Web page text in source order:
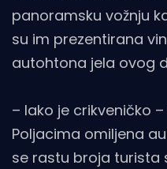
panoramsku vožnju
su im prezentirana
autohtona jela ovog
– Iako je crikveničko
Poljacima omiljena
se rastu broja turista